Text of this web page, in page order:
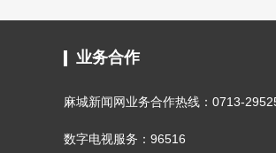
业务合作
麻城新闻网业务合作热线：0713-
数字电视服务：96516